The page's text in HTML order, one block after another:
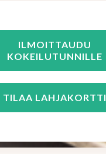
ILMOITTAUDU
KOKEILUTUNNILLE
TILAA LAHJAKORTTI